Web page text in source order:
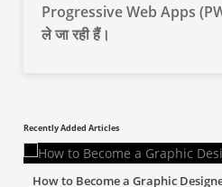
Progressive Web Apps
ले जा रही हैं।
Recently Added Articles
How to Become a Graphic